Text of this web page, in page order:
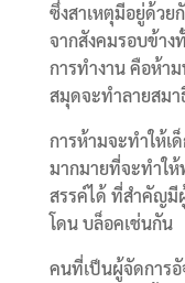
ซึ่งสาเหตุมีอยู่ด้วย
จากสังคมรอบข้าง
การทำงาน คือห้า
สมุดจะทำลายสมา
การห้ามจะทำให้
มากมายที่จะทำใ
สรรค์ได้ ที่สำคัญมี
โดน บล็อคเช่นกัน
คนที่เป็นผู้จัดการ